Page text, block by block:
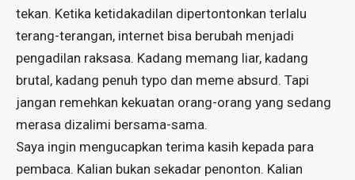
tekan. Ketika ketidakadilan dipertontonkan terlalu
terang-terangan, internet bisa berubah menjadi
pengadilan raksasa. Kadang memang liar, kadang
brutal, kadang penuh typo dan meme absurd. Tapi
jangan remehkan kekuatan orang-orang yang sedang
merasa dizalimi bersama-sama.
Saya ingin mengucapkan terima kasih kepada para
pembaca. Kalian bukan sekadar penonton. Kalian